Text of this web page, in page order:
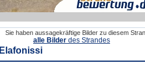
Sie haben aussagekräftige Bilder zu diesem
alle Bilder des Strandes
Elafonissi